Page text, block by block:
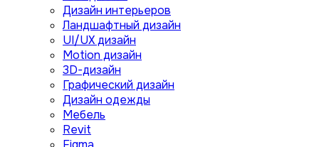
Дизайн интерьеров
Ландшафтный дизайн
UI/UX дизайн
Motion дизайн
3D-дизайн
Графический дизайн
Дизайн одежды
Мебель
Revit